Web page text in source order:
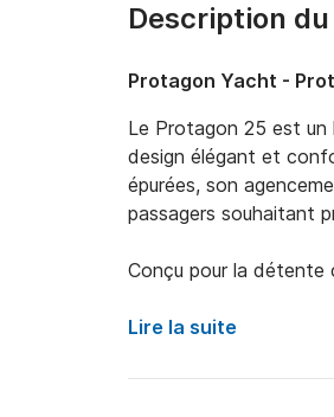
Description
Protagon Yacht -
Le Protagon 25 est
design élégant et
épurées, son
passagers souhaitant
Conçu pour la détente
facilite les
un pur plaisir.
Lire la suite